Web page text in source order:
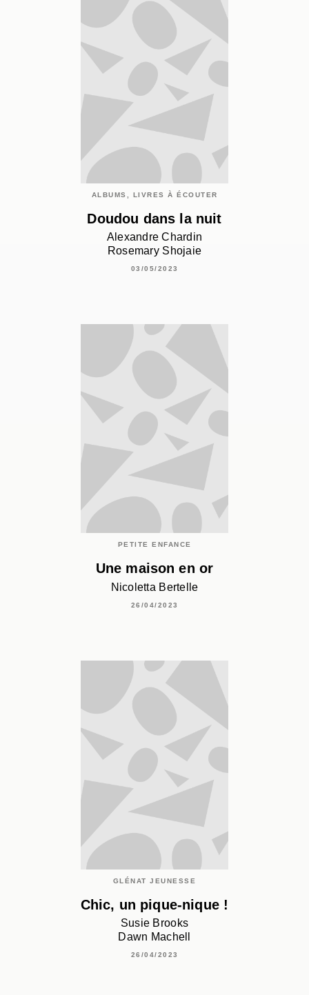
ALBUMS, LIVRES À ÉCOUTER
Doudou dans la nuit
Alexandre Chardin
Rosemary Shojaie
03/05/2023
PETITE ENFANCE
Une maison en or
Nicoletta Bertelle
26/04/2023
GLÉNAT JEUNESSE
Chic, un pique-nique !
Susie Brooks
Dawn Machell
26/04/2023